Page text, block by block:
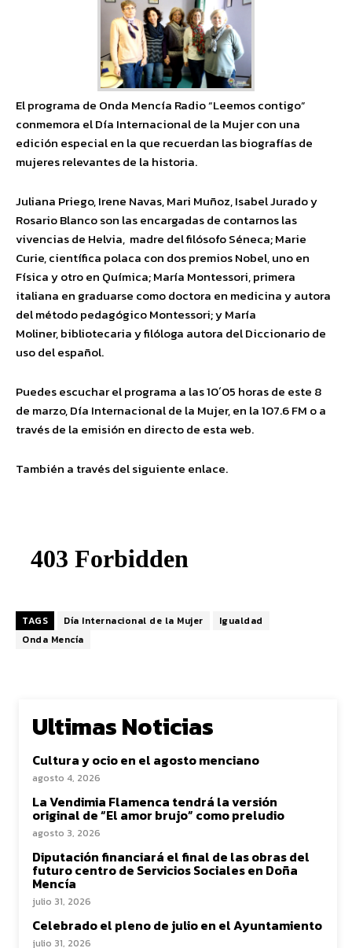
El programa de Onda Mencía Radio “Leemos contigo”
conmemora el Día Internacional de la Mujer con una
edición especial en la que recuerdan las biografías de
mujeres relevantes de la historia.
Juliana Priego, Irene Navas, Mari Muñoz, Isabel Jurado y
Rosario Blanco son las encargadas de contarnos las
vivencias de Helvia, madre del filósofo Séneca; Marie
Curie, científica polaca con dos premios Nobel, uno en
Física y otro en Química; María Montessori, primera
italiana en graduarse como doctora en medicina y autora
del método pedagógico Montessori; y María
Moliner, bibliotecaria y filóloga autora del Diccionario de
uso del español.
Puedes escuchar el programa a las 10´05 horas de este 8
de marzo, Día Internacional de la Mujer, en la 107.6 FM o a
través de la emisión en directo de esta web.
También a través del siguiente enlace.
TAGS Día Internacional de la Mujer
Igualdad
Onda Mencía
Ultimas Noticias
Cultura y ocio en el agosto menciano
agosto 4, 2026
La Vendimia Flamenca tendrá la versión
original de “El amor brujo” como preludio
agosto 3, 2026
Diputación financiará el final de las obras del
futuro centro de Servicios Sociales en Doña
Mencía
julio 31, 2026
Celebrado el pleno de julio en el Ayuntamiento
julio 31, 2026